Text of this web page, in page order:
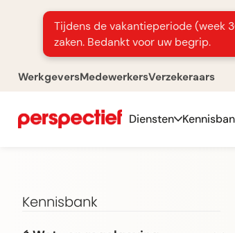
Tijdens de vakantieperiode (week
zaken. Bedankt voor uw begrip.
WerkgeversMedewerkersVerzekeraars
Diensten
Kennisbank